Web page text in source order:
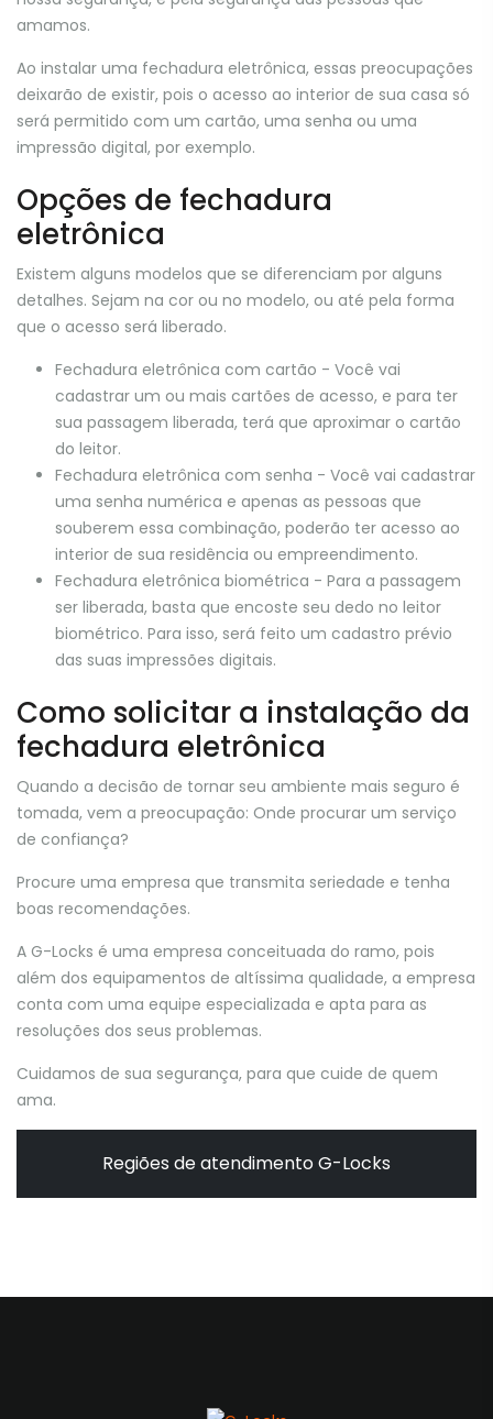
amamos.
Ao instalar uma fechadura eletrônica, essas preocupações
deixarão de existir, pois o acesso ao interior de sua casa só
será permitido com um cartão, uma senha ou uma
impressão digital, por exemplo.
Opções de fechadura
eletrônica
Existem alguns modelos que se diferenciam por alguns
detalhes. Sejam na cor ou no modelo, ou até pela forma
que o acesso será liberado.
Fechadura eletrônica com cartão - Você vai
cadastrar um ou mais cartões de acesso, e para ter
sua passagem liberada, terá que aproximar o cartão
do leitor.
Fechadura eletrônica com senha - Você vai cadastrar
uma senha numérica e apenas as pessoas que
souberem essa combinação, poderão ter acesso ao
interior de sua residência ou empreendimento.
Fechadura eletrônica biométrica - Para a passagem
ser liberada, basta que encoste seu dedo no leitor
biométrico. Para isso, será feito um cadastro prévio
das suas impressões digitais.
Como solicitar a instalação da
fechadura eletrônica
Quando a decisão de tornar seu ambiente mais seguro é
tomada, vem a preocupação: Onde procurar um serviço
de confiança?
Procure uma empresa que transmita seriedade e tenha
boas recomendações.
A G-Locks é uma empresa conceituada do ramo, pois
além dos equipamentos de altíssima qualidade, a empresa
conta com uma equipe especializada e apta para as
resoluções dos seus problemas.
Cuidamos de sua segurança, para que cuide de quem
ama.
Regiões de atendimento G-Locks